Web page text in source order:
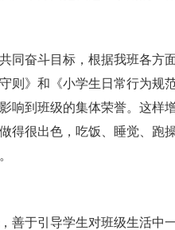
奋斗目标，根据我班各方
则》和《小学生日常行为规
响到班级的集体荣誉。这样
得很出色，吃饭、睡觉、跑
于引导学生对班级生活中一